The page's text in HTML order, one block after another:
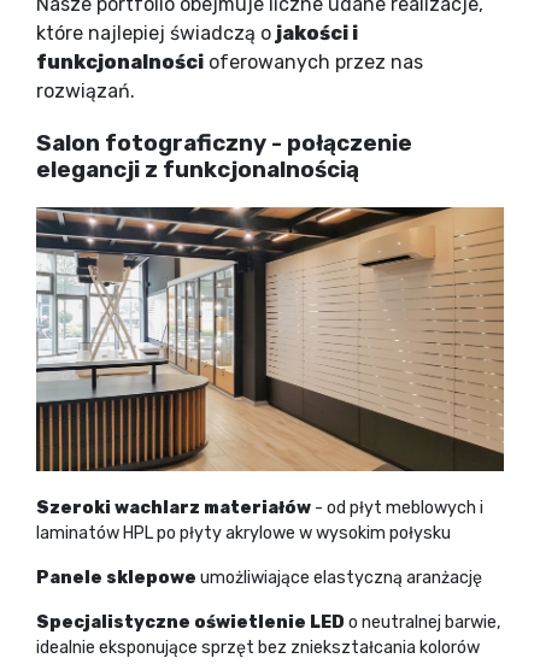
Nasze portfolio obejmuje liczne udane realizacje,
które najlepiej świadczą o jakości i
funkcjonalności oferowanych przez nas
rozwiązań.
Salon fotograficzny - połączenie
elegancji z funkcjonalnością
Szeroki wachlarz materiałów - od płyt meblowych i
laminatów HPL po płyty akrylowe w wysokim połysku
Panele sklepowe umożliwiające elastyczną aranżację
Specjalistyczne oświetlenie LED o neutralnej barwie,
idealnie eksponujące sprzęt bez zniekształcania kolorów